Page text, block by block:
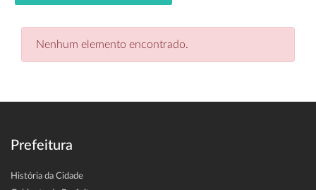
Nenhum elemento encontrado.
Prefeitura
História da Cidade